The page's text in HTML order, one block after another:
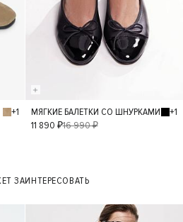
+1
36 37
МЯГКИЕ БАЛЕТКИ СО ШНУРКАМИ
+1
11 890 ₽16 990 ₽
ЗАИНТЕРЕСОВАТЬ